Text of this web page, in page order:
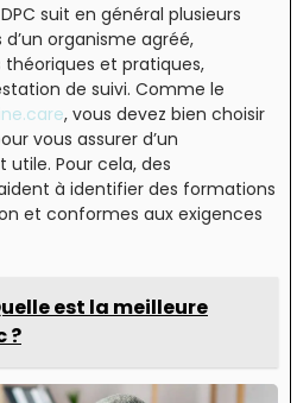
suit en général plusieurs
organisme agréé,
et pratiques,
de suivi. Comme le
, vous devez bien choisir
vous assurer d’un
Pour cela, des
à identifier des formations
et conformes aux exigences
est la meilleure
?